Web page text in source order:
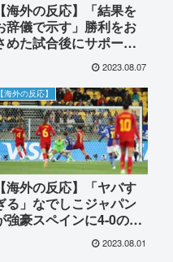
【海外の反応】「結果を
辞儀で示す」勝利をお
めた試合後にサポータ
ーに向かって深々とお辞
儀したなでしこジャパン
海外が敬意
2023.08.07
【海外の反応】
【海外の反応】「ヤバす
る」なでしこジャパン
強豪スペインに4-0の完
勝を決め海外が驚愕！2023.08.01